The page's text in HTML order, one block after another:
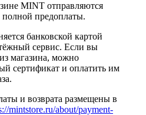
MINT отправляются
предоплаты.
банковской картой
сервис. Если вы
магазина, можно
сертификат и оплатить им
и возврата размещены в
mintstore.ru/about/payment-